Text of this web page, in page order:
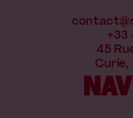
+33
45
Curie,